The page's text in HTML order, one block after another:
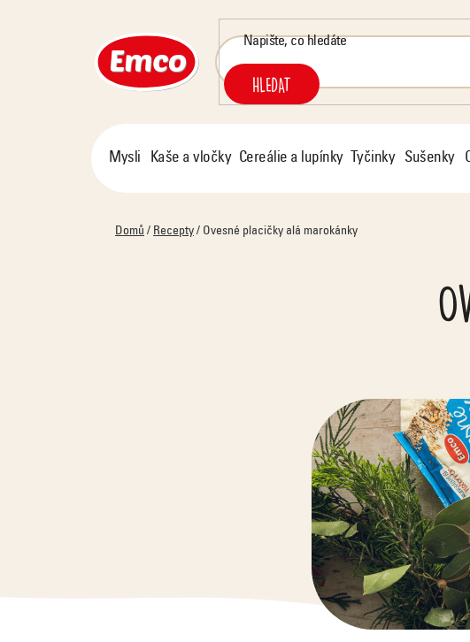
HLEDAT
Mysli Kaše a vločky Cereálie a lupínky Tyčinky Sušenky
Domů / Recepty / Ovesné placičky alá marokánky